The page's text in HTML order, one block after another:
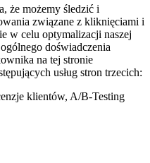
że możemy śledzić i
związane z kliknięciami i
w celu optymalizacji naszej
doświadczenia
na tej stronie
usług stron trzecich:
klientów, A/B-Testing